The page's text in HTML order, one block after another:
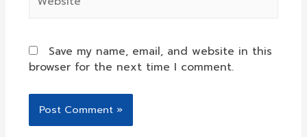
Save my name, email, and website in this
browser for the next time I comment.